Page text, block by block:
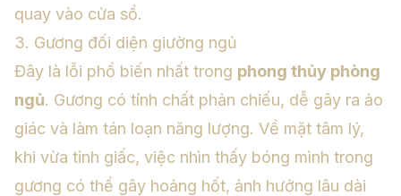
quay vào cửa sổ.
3. Gương đối diện giường ngủ
Đây là lỗi phổ biến nhất trong phong thủy phòng
ngủ. Gương có tính chất phản chiếu, dễ gây ra ảo
giác và làm tán loạn năng lượng. Về mặt tâm lý,
khi vừa tỉnh giấc, việc nhìn thấy bóng mình trong
gương có thể gây hoảng hốt, ảnh hưởng lâu dài